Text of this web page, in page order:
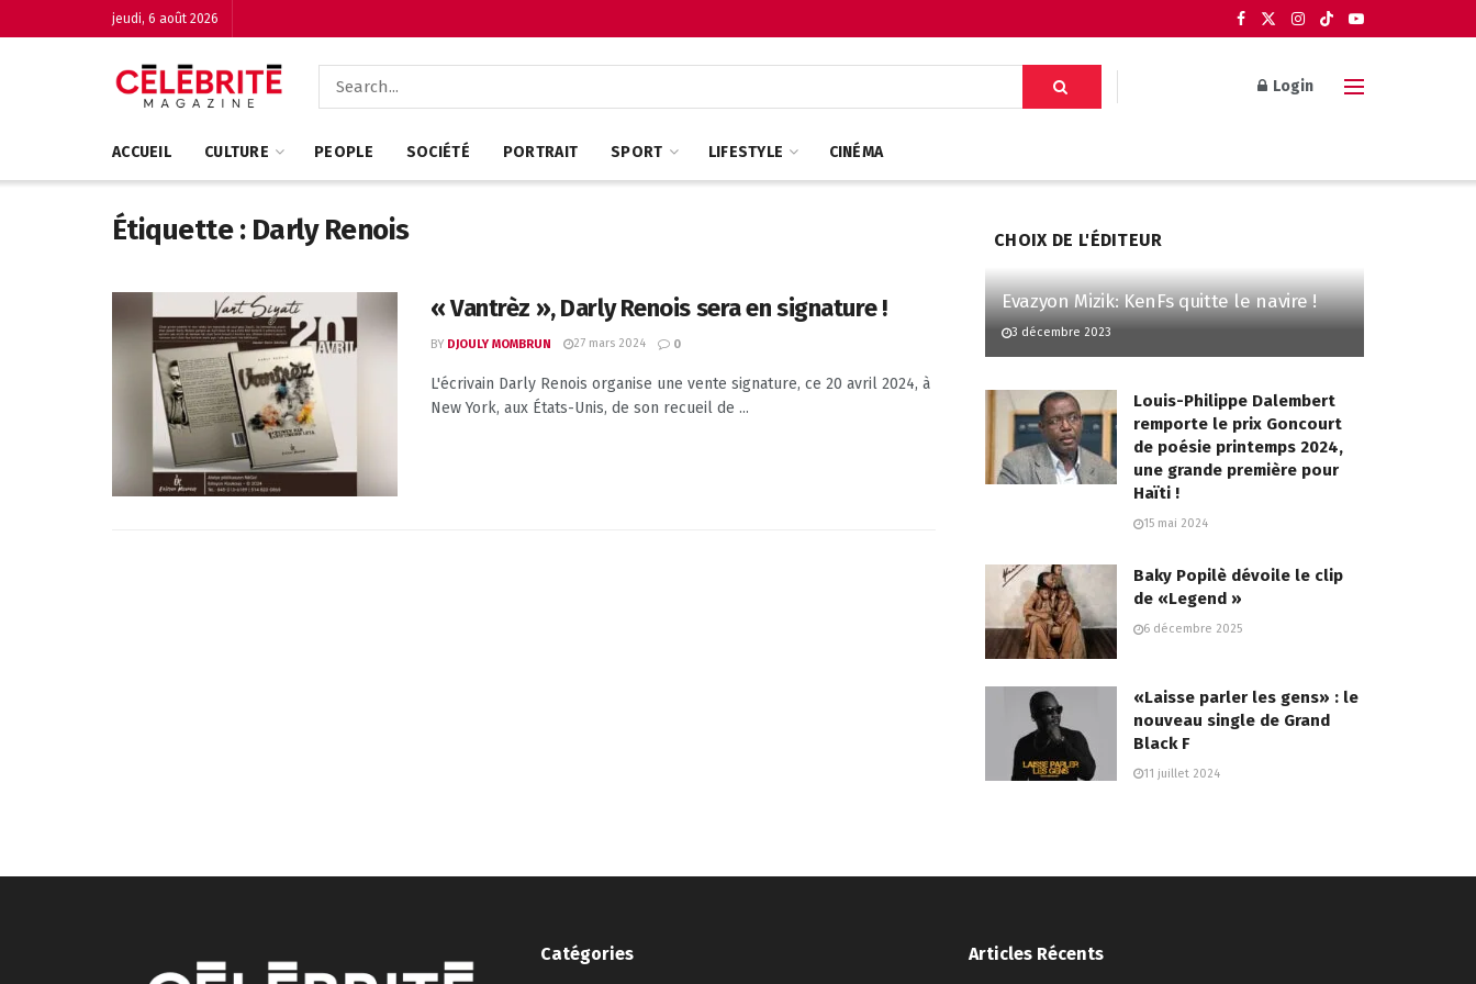
jeudi, 6 août 2026
Login
ACCUEIL CULTURE PEOPLE SOCIÉTÉ PORTRAIT SPORT LIFESTYLE CINÉMA
Étiquette : Darly Renois
« Vantrèz », Darly Renois sera en signature !
BY DJOULY MOMBRUN 27 mars 2024 0
L'écrivain Darly Renois organise une vente signature, ce 20 avril 2024, à
New York, aux États-Unis, de son recueil de ...
CHOIX DE L'ÉDITEUR
Evazyon Mizik: KenFs quitte le navire !
3 décembre 2023
Louis-Philippe Dalembert
remporte le prix Goncourt
de poésie printemps 2024,
une grande première pour
Haïti !
15 mai 2024
Baky Popilè dévoile le clip
de «Legend »
6 décembre 2025
«Laisse parler les gens» : le
nouveau single de Grand
Black F
11 juillet 2024
Catégories Articles Récents